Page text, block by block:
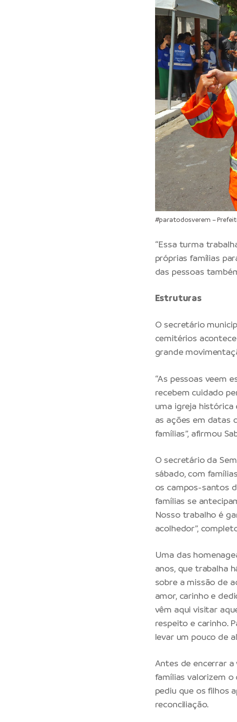
#paratodosverem –
“Essa turma
próprias famílias
das pessoas
Estruturas
O secretário
cemitérios
grande
“As pessoas veem
recebem cuidado
uma igreja histórica
as ações em datas
famílias”, afirmou
O secretário da
sábado, com
os campos-santos
famílias se
Nosso trabalho é
acolhedor”,
Uma das
anos, que trabalha
sobre a missão de
amor, carinho e
vêm aqui visitar
respeito e carinho.
levar um pouco de
Antes de encerrar a
famílias valorizem o
pediu que os filhos
reconciliação.